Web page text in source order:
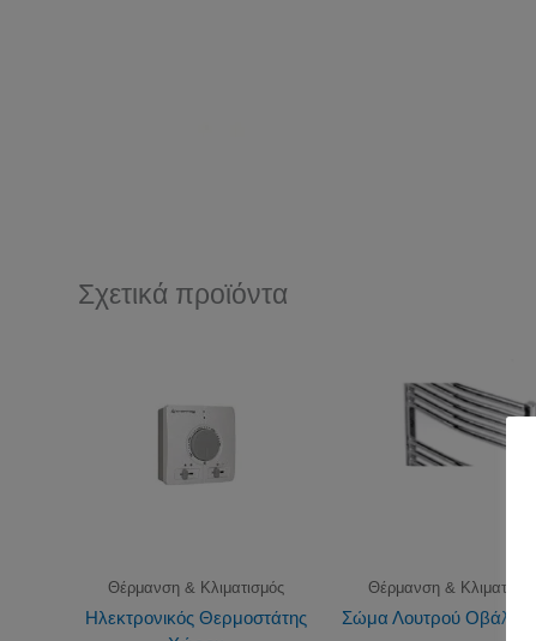
Σχετικά προϊόντα
Θέρμανση & Κλιματισμός
Ηλεκτρονικός Θερμοστάτης
Θέρμανση & Κλιματισμός
Σώμα Λουτρού Οβάλ